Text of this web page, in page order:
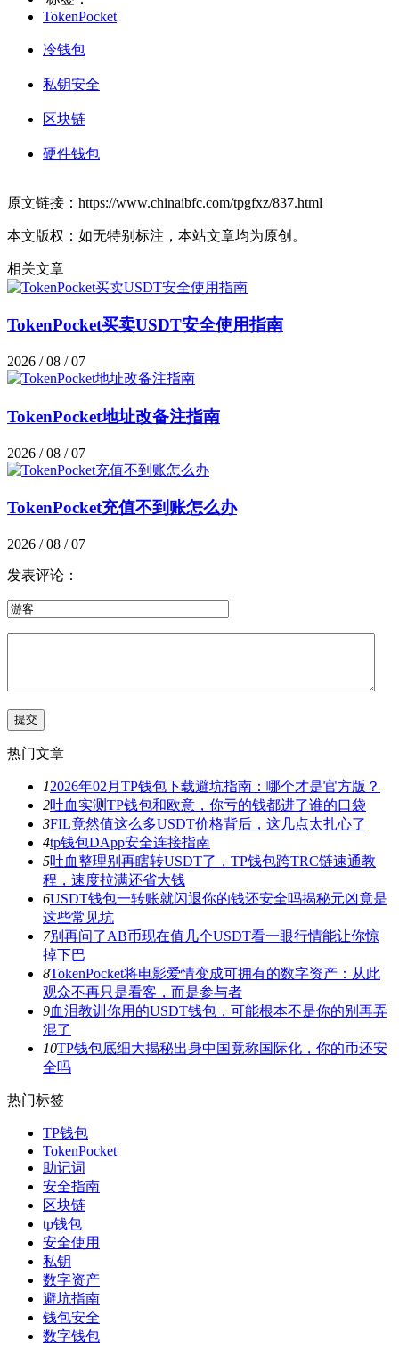
TokenPocket
冷钱包
私钥安全
区块链
硬件钱包
原文链接：https://www.chinaibfc.com/tpgfxz/837.html
本文版权：如无特别标注，本站文章均为原创。
相关文章
TokenPocket买卖USDT安全使用指南
2026 / 08 / 07
TokenPocket地址改备注指南
2026 / 08 / 07
TokenPocket充值不到账怎么办
2026 / 08 / 07
发表评论：
热门文章
12026年02月TP钱包下载避坑指南：哪个才是官方版？
2吐血实测TP钱包和欧意，你亏的钱都进了谁的口袋
3FIL竟然值这么多USDT价格背后，这几点太扎心了
4tp钱包DApp安全连接指南
5吐血整理别再瞎转USDT了，TP钱包跨TRC链速通教
程，速度拉满还省大钱
6USDT钱包一转账就闪退你的钱还安全吗揭秘元凶竟是
这些常见坑
7别再问了AB币现在值几个USDT看一眼行情能让你惊
掉下巴
8TokenPocket将电影爱情变成可拥有的数字资产：从此
观众不再只是看客，而是参与者
9血泪教训你用的USDT钱包，可能根本不是你的别再弄
混了
10TP钱包底细大揭秘出身中国竟称国际化，你的币还安
全吗
热门标签
TP钱包
TokenPocket
助记词
安全指南
区块链
tp钱包
安全使用
私钥
数字资产
避坑指南
钱包安全
数字钱包